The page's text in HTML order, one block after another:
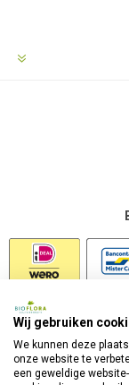
Wij gebruiken
We kunnen deze
onze website te
een geweldige